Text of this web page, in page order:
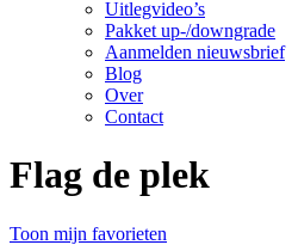
Uitlegvideo’s
Pakket up-/downgrade
Aanmelden nieuwsbrief
Blog
Over
Contact
Flag de plek
Toon mijn favorieten